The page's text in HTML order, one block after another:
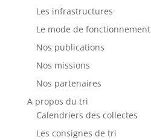
Les infrastructures
Le mode de fonctionnement
Nos publications
Nos missions
Nos partenaires
A propos du tri
Calendriers des collectes
Les consignes de tri